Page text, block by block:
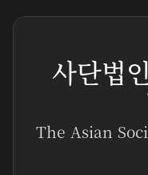
사단법
The Asian